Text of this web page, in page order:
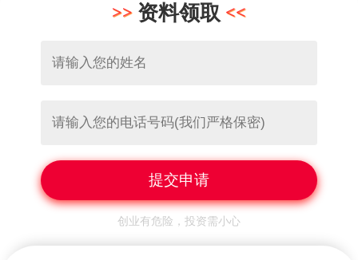
资料领取
创业有危险，投资需小心